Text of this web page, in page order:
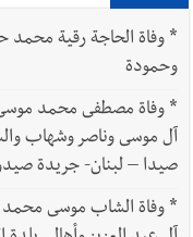
*
وحمودة
*
آل موسى وناصر وشهاب
صيدا – لبنان- جريدة
*